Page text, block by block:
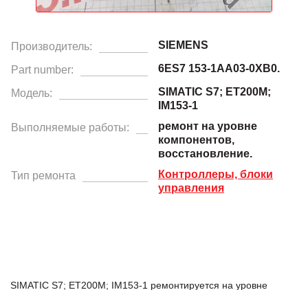
Производитель: SIEMENS
Part number: 6ES7 153-1AA03-0XB0.
Модель:
SIMATIC S7; ET200M;
IM153-1
Выполняемые работы:
ремонт на уровне
компонентов,
восстановление.
Тип ремонта
Контроллеры, блоки
управления
SIMATIC S7; ET200M; IM153-1 ремонтируется на уровне